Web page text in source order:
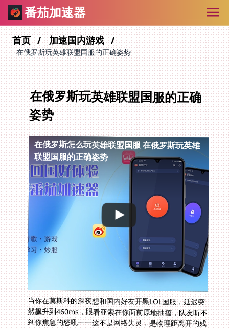
番茄加速器
首页 加速国内游戏
在俄罗斯玩英雄联盟国服的正确姿势
在俄罗斯玩英雄联盟国服的正确
姿势
在俄罗斯怎么玩英雄联盟国服 在俄罗斯玩英雄
联盟国服的正确姿势
当你在莫斯科的深夜想和国内好友开黑LOL国服，延迟突
然飙升到460ms，眼看亚索在你面前原地抽搐，队友听不
到你焦急的怒吼——这不是网络失灵，是物理距离开的残
酷玩笑。横跨欧亚大陆的数据包，正挤在拥挤的跨境通道
里爬行。在俄罗斯怎么玩英雄联盟国服？痛点不在游戏本
身，而在于那条需要跨越八千公里的回国网络专线。解决